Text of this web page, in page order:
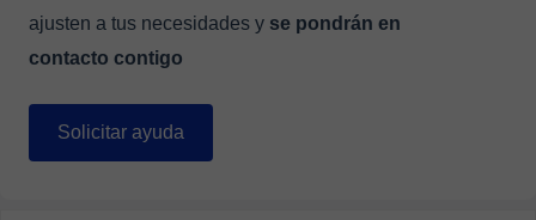
ajusten a tus necesidades y se pondrán en
contacto contigo
Solicitar ayuda